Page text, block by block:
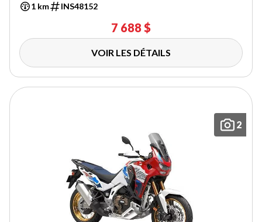
1 km INS48152
7 688 $
VOIR LES DÉTAILS
2